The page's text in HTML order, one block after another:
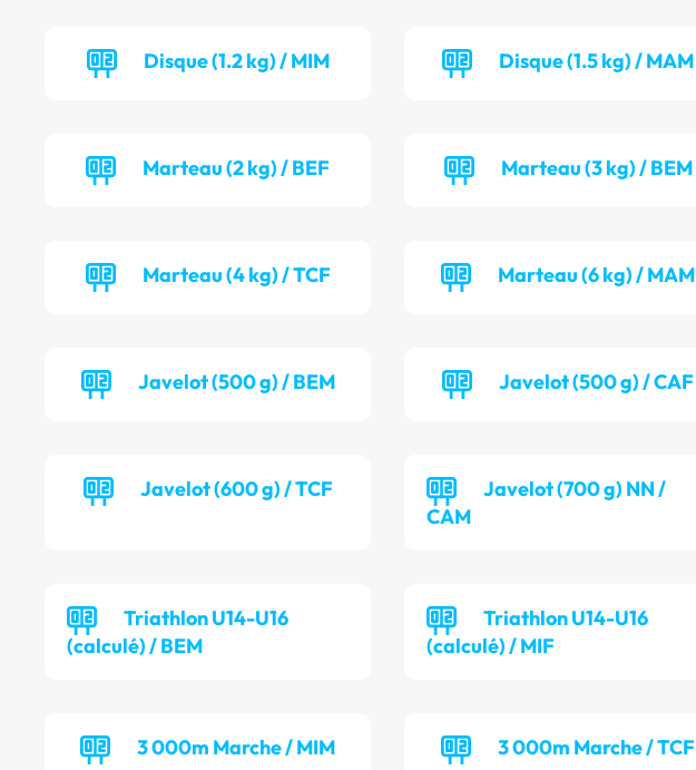
Disque (1.2 kg) / MIM Disque (1.5 kg) / MAM
Marteau (2 kg) / BEF Marteau (3 kg) / BEM
Marteau (4 kg) / TCF Marteau (6 kg) / MAM
Javelot (500 g) / BEM Javelot (500 g) / CAF
Javelot (600 g) / TCF
Javelot (700 g) NN /
CAM
Triathlon U14-U16
(calculé) / BEM
Triathlon U14-U16
(calculé) / MIF
3 000m Marche / MIM 3 000m Marche / TCF